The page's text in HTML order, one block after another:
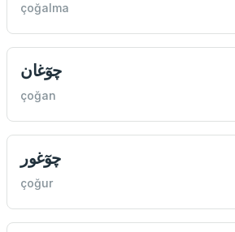
çoğalma
چوٓغان
çoğan
چوٓغور
çoğur